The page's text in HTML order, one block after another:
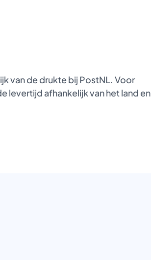
van de drukte bij PostNL. Voor
levertijd afhankelijk van het land en